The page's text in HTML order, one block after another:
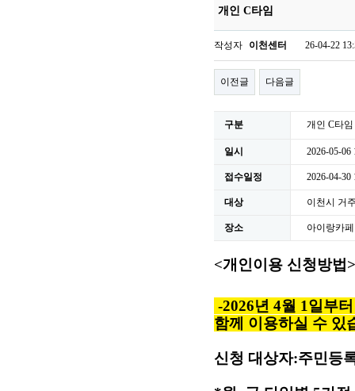
개인 C타임
작성자 이천센터 26-04-22
이전글 다음글
구분 개인 C타임
일시 2026-05-06
접수일정 2026-04-30
대상 이천시 거
장소 아이랑카
<개인이용 신청방법 >
-2026년 4월 1일부
함께 이용하실 수 있
신청 대상자:주민등